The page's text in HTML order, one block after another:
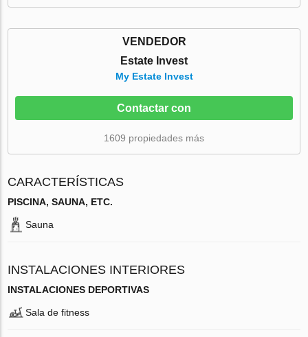
VENDEDOR
Estate Invest
My Estate Invest
Contactar con
1609 propiedades más
CARACTERÍSTICAS
PISCINA, SAUNA, ETC.
Sauna
INSTALACIONES INTERIORES
INSTALACIONES DEPORTIVAS
Sala de fitness